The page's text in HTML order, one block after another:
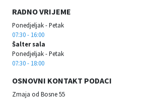
RADNO VRIJEME
Ponedjeljak - Petak
07:30 - 16:00
Šalter sala
Ponedjeljak - Petak
07:30 - 18:00
OSNOVNI KONTAKT PODACI
Zmaja od Bosne 55